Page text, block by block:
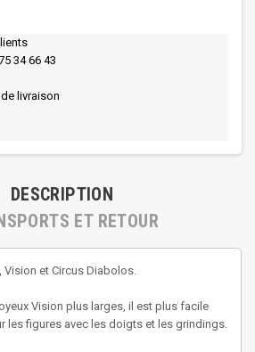
34 66 43
livraison
DESCRIPTION
ET RETOUR
Vision et Circus Diabolos.
Vision plus larges, il est plus facile
les figures avec les doigts et les grindings.